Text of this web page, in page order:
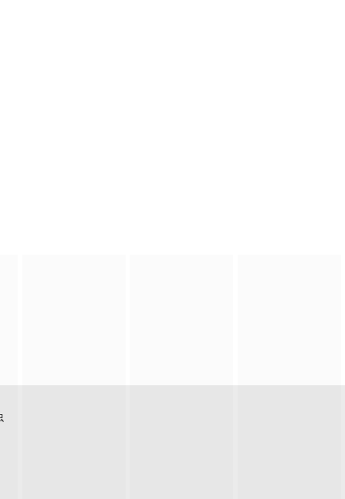
筹备自己的绣
皇子里应外合，平定齐淩、沅阳等地匪患并诛杀
清音寺。一次意外救下中毒的太子萧玦，数月后诞下一子。为保孩子性
狂囤货、加固